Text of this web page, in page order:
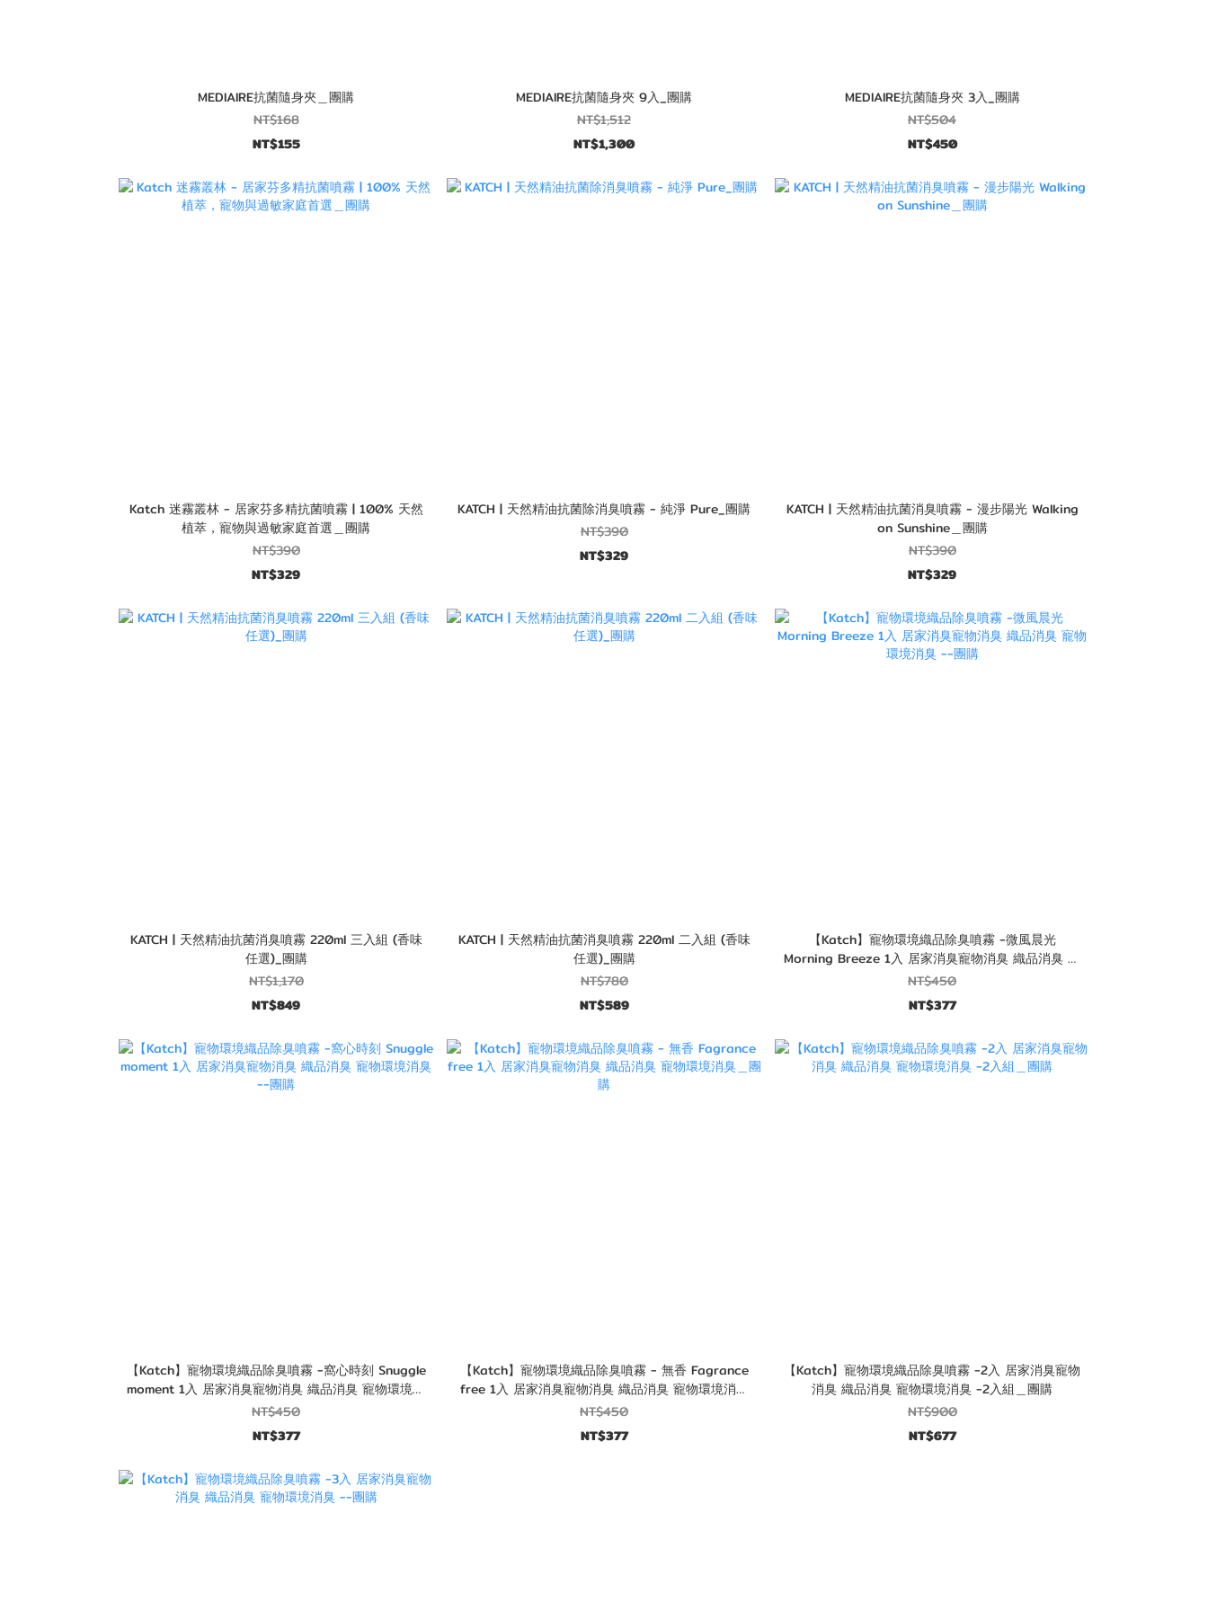
MEDIAIRE抗菌隨身夾＿團購
NT$168
NT$155
MEDIAIRE抗菌隨身夾 9入_團購
NT$1,512
NT$1,300
MEDIAIRE抗菌隨身夾 3入_團購
NT$504
NT$450
Katch 迷霧叢林 - 居家芬多精抗菌噴霧 | 100% 天然
植萃，寵物與過敏家庭首選＿團購
NT$390
NT$329
KATCH | 天然精油抗菌除消臭噴霧 - 純淨 Pure_團購
NT$390
NT$329
KATCH | 天然精油抗菌消臭噴霧 - 漫步陽光 Walking
on Sunshine＿團購
NT$390
NT$329
KATCH | 天然精油抗菌消臭噴霧 220ml 三入組 (香味
任選)_團購
NT$1,170
NT$849
KATCH | 天然精油抗菌消臭噴霧 220ml 二入組 (香味
任選)_團購
NT$780
NT$589
【Katch】寵物環境織品除臭噴霧 -微風晨光
Morning Breeze 1入 居家消臭寵物消臭 織品消臭 寵
物環境消臭 --團購
NT$450
NT$377
【Katch】寵物環境織品除臭噴霧 -窩心時刻 Snuggle
moment 1入 居家消臭寵物消臭 織品消臭 寵物環境消
臭 --團購
NT$450
NT$377
【Katch】寵物環境織品除臭噴霧 - 無香 Fagrance
free 1入 居家消臭寵物消臭 織品消臭 寵物環境消臭
＿團購
NT$450
NT$377
【Katch】寵物環境織品除臭噴霧 -2入 居家消臭寵物
消臭 織品消臭 寵物環境消臭 -2入組＿團購
NT$900
NT$677